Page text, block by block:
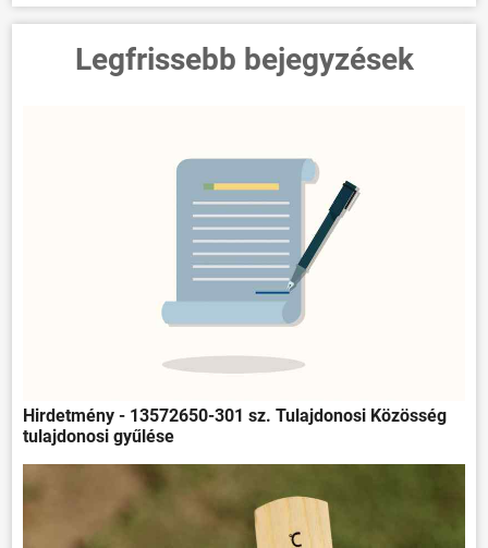
Legfrissebb bejegyzések
Hirdetmény - 13572650-301 sz. Tulajdonosi Közösség
tulajdonosi gyűlése